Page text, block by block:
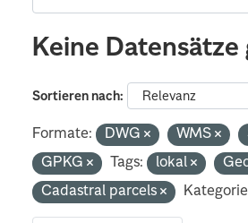
Keine Datensätze
Sortieren nach
Formate: DWG WMS
GPKG
Tags: lokal
Cadastral parcels